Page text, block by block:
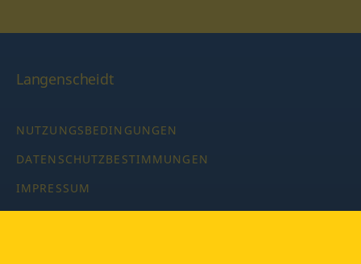
Langenscheidt
NUTZUNGSBEDINGUNGEN
DATENSCHUTZBESTIMMUNGEN
IMPRESSUM